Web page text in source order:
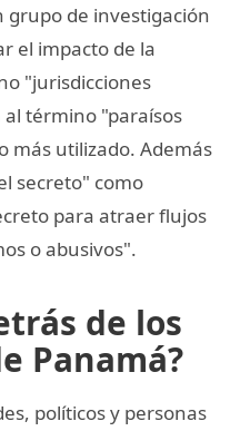
grupo de investigación
el impacto de la
"jurisdicciones
término "paraísos
más utilizado. Además
secreto" como
para atraer flujos
o abusivos".
de los
Panamá?
políticos y personas